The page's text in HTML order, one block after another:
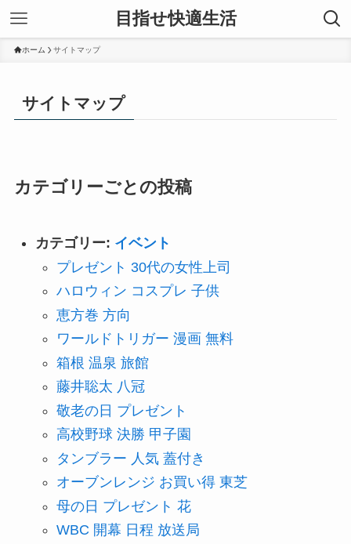
目指せ快適生活
ホーム サイトマップ
サイトマップ
カテゴリーごとの投稿
カテゴリー: イベント
プレゼント 30代の女性上司
ハロウィン コスプレ 子供
恵方巻 方向
ワールドトリガー 漫画 無料
箱根 温泉 旅館
藤井聡太 八冠
敬老の日 プレゼント
高校野球 決勝 甲子園
タンブラー 人気 蓋付き
オーブンレンジ お買い得 東芝
母の日 プレゼント 花
WBC 開幕 日程 放送局